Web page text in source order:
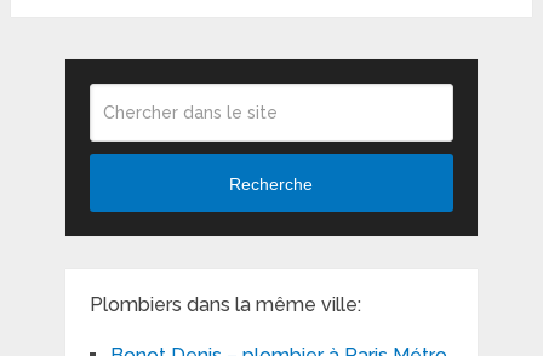
Recherche
Plombiers dans la même ville: